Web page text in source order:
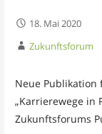
18. Mai 2020
Zukunftsforum
Neue Publikation
„Karrierewege in
Zukunftsforums